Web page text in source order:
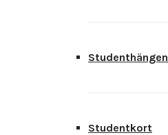
Studenthängen
Studentkort